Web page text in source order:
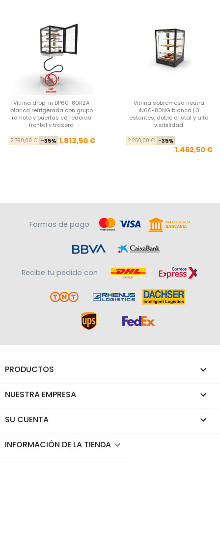
Vitrina drop-in DP60-80RZA
blanca refrigerada con grupo
remoto y puertas correderas
frontal y trasera
Precio base
2.790,00 € -35% Precio
1.813,50 €
Vitrina sobremesa neutra
IN60-80NG blanca | 3
estantes, doble cristal y alta
visibilidad
2.250,00 € -35%
1.462,50 €
Formas de pago
Recibe tu pedido con
PRODUCTOS 
NUESTRA EMPRESA 
SU CUENTA 
INFORMACIÓN DE LA TIENDA keyboard_arrow_down